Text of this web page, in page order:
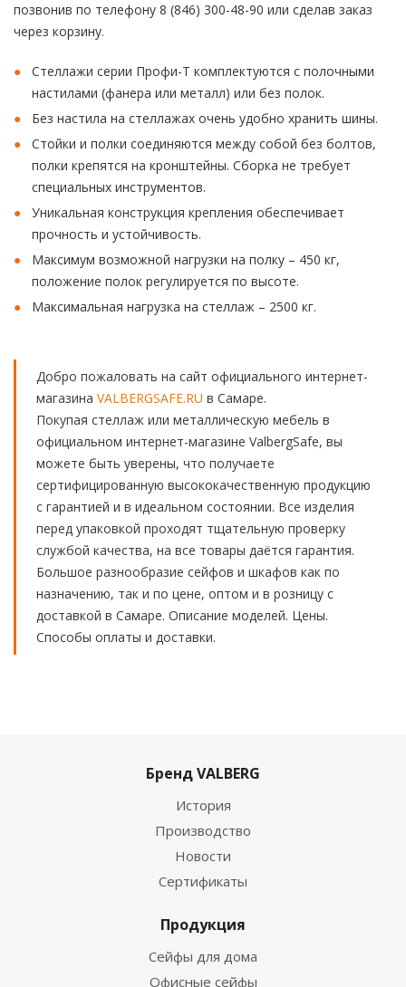
позвонив по телефону 8 (846) 300-48-90 или сделав заказ
через корзину.
Стеллажи серии Профи-Т комплектуются с полочными
настилами (фанера или металл) или без полок.
Без настила на стеллажах очень удобно хранить шины.
Стойки и полки соединяются между собой без болтов,
полки крепятся на кронштейны. Сборка не требует
специальных инструментов.
Уникальная конструкция крепления обеспечивает
прочность и устойчивость.
Максимум возможной нагрузки на полку – 450 кг,
положение полок регулируется по высоте.
Максимальная нагрузка на стеллаж – 2500 кг.
Добро пожаловать на сайт официального интернет-
магазина VALBERGSAFE.RU в Самаре.
Покупая стеллаж или металлическую мебель в
официальном интернет-магазине ValbergSafe, вы
можете быть уверены, что получаете
сертифицированную высококачественную продукцию
с гарантией и в идеальном состоянии. Все изделия
перед упаковкой проходят тщательную проверку
службой качества, на все товары даётся гарантия.
Большое разнообразие сейфов и шкафов как по
назначению, так и по цене, оптом и в розницу с
доставкой в Самаре. Описание моделей. Цены.
Способы оплаты и доставки.
Бренд VALBERG
История
Производство
Новости
Сертификаты
Продукция
Сейфы для дома
Офисные сейфы